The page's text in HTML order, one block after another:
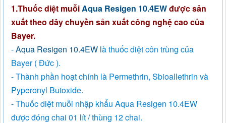
1.Thuốc diệt muỗiAqua Resigen 10.4EWđược sản
xuất theo dây chuyền sản xuất công nghệ cao của
Bayer.
-Aqua Resigen 10.4EW là thuốc diệt côn trùng của
Bayer ( Đức ).
- Thành phần hoạt chính là Permethrin, Sbioallethrin và
Pyperonyl Butoxide.
- Thuốc diệt muỗi nhập khẩu Aqua Resigen 10.4EW
được đóng chai 01 lít / thùng 12 chai.